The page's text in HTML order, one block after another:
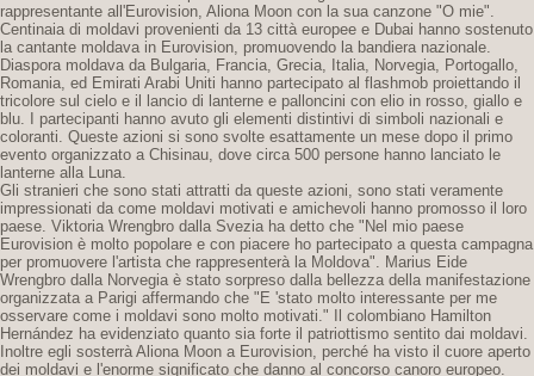
rappresentante all'Eurovision, Aliona Moon con la sua canzone "O mie".
Centinaia di moldavi provenienti da 13 città europee e Dubai hanno sostenuto
la cantante moldava in Eurovision, promuovendo la bandiera nazionale.
Diaspora moldava da Bulgaria, Francia, Grecia, Italia, Norvegia, Portogallo,
Romania, ed Emirati Arabi Uniti hanno partecipato al flashmob proiettando il
tricolore sul cielo e il lancio di lanterne e palloncini con elio in rosso, giallo e
blu. I partecipanti hanno avuto gli elementi distintivi di simboli nazionali e
coloranti. Queste azioni si sono svolte esattamente un mese dopo il primo
evento organizzato a Chisinau, dove circa 500 persone hanno lanciato le
lanterne alla Luna.
Gli stranieri che sono stati attratti da queste azioni, sono stati veramente
impressionati da come moldavi motivati ​​e amichevoli hanno promosso il loro
paese. Viktoria Wrengbro dalla Svezia ha detto che "Nel mio paese
Eurovision è molto popolare e con piacere ho partecipato a questa campagna
per promuovere l'artista che rappresenterà la Moldova". Marius Eide
Wrengbro dalla Norvegia è stato sorpreso dalla bellezza della manifestazione
organizzata a Parigi affermando che "E 'stato molto interessante per me
osservare come i moldavi sono molto motivati." Il colombiano Hamilton
Hernández ha evidenziato quanto sia forte il patriottismo sentito dai moldavi.
Inoltre egli sosterrà Aliona Moon a Eurovision, perché ha visto il cuore aperto
dei moldavi e l'enorme significato che danno al concorso canoro europeo.